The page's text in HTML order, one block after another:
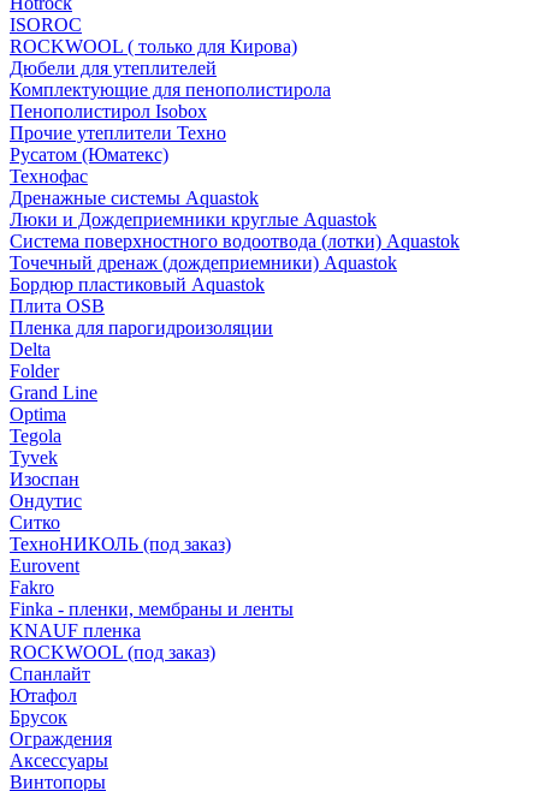
ISOROC
ROCKWOOL ( только для Кирова)
Дюбели для утеплителей
Комплектующие для пенополистирола
Пенополистирол Isobox
Прочие утеплители Техно
Русатом (Юматекс)
Технофас
Дренажные системы Aquastok
Люки и Дождеприемники круглые Aquastok
Система поверхностного водоотвода (лотки) Aquastok
Точечный дренаж (дождеприемники) Aquastok
Бордюр пластиковый Aquastok
Плита OSB
Пленка для парогидроизоляции
Delta
Folder
Grand Line
Optima
Tegola
Tyvek
Изоспан
Ондутис
Ситко
ТехноНИКОЛЬ (под заказ)
Eurovent
Fakro
Finka - пленки, мембраны и ленты
KNAUF пленка
ROCKWOOL (под заказ)
Спанлайт
Ютафол
Брусок
Ограждения
Аксессуары
Винтопоры